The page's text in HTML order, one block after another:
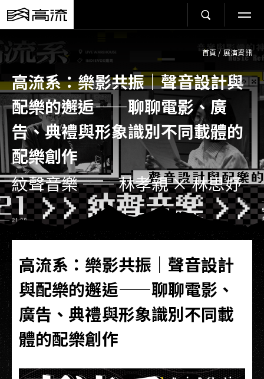
首頁 / 展演資訊
高流系：樂影共振｜聲音設計與
配樂的邂逅​——聊聊電影、廣
告、典禮與形象識別不同載體的
配樂創作
紋聲音樂 —— 林孝親 × 林思妤
高流系：樂影共振｜聲音設計
與配樂的邂逅​——聊聊電影、
廣告、典禮與形象識別不同載
體的配樂創作